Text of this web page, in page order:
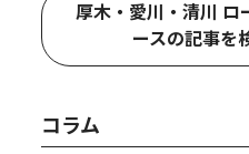
厚木・愛川・清川 ロ
ースの記事を
コラム